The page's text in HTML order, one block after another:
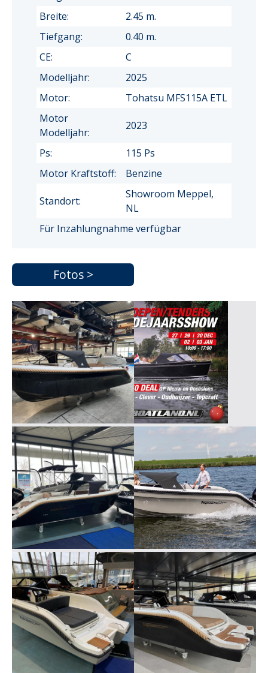
Breite:
2.45 m.
Tiefgang:
0.40 m.
CE:
C
Modelljahr:
2025
Motor:
Tohatsu MFS115A ETL
Motor
Modelljahr:
2023
Ps:
115 Ps
Motor Kraftstoff:
Benzine
Standort:
Showroom Meppel,
NL
Für Inzahlungnahme verfügbar
Fotos >